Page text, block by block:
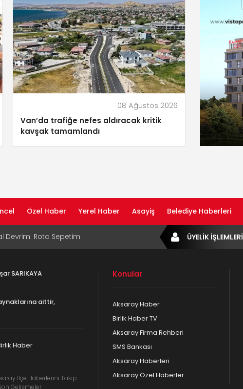
08 Ağustos 2026
Van’da trafiğe nefes aldıracak kritik
kavşak tamamlandı
Özel Haber Yerel Haber Asayiş Belediye Haberleri
Devrim: Rota Sepetim
ile Google ve Yapay Zeka
Hayatına Başladı | Hızlı ve Akıllı
ÜYELİK İŞLEMLERİ
SARIKAYA
aittir,
Haber
İlçe Haberlerini Takip
Gelişmeler.
Konular
Aksaray Haber
Birlik Haber TV
Aksaray Firma Rehberi
SMS Bankası
Aksaray Haberleri
Aksaray Özel Haberler